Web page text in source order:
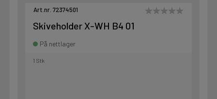
Art.nr. 72374501
Skiveholder X-WH B4 01
På nettlager
1 Stk